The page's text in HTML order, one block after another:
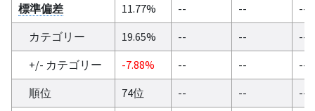
標準偏差
11.77% -- --
--
カテゴリー
19.65% -- --
--
+/- カテゴリー
-7.88% -- --
--
順位
74位 -- -- --